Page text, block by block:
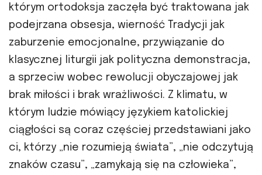
którym ortodoksja zaczęła być traktowana jak
podejrzana obsesja, wierność Tradycji jak
zaburzenie emocjonalne, przywiązanie do
klasycznej liturgii jak polityczna demonstracja,
a sprzeciw wobec rewolucji obyczajowej jak
brak miłości i brak wrażliwości. Z klimatu, w
którym ludzie mówiący językiem katolickiej
ciągłości są coraz częściej przedstawiani jako
ci, którzy „nie rozumieją świata”, „nie odczytują
znaków czasu”, „zamykają się na człowieka”,